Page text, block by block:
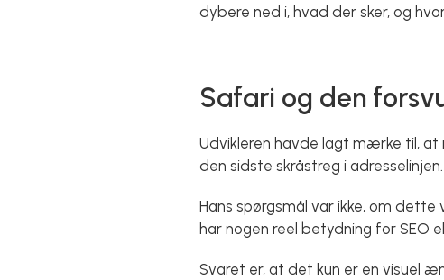
dybere ned i, hvad der sker, og
Safari og den
Udvikleren havde lagt mærke til,
den sidste skråstreg i
Hans spørgsmål var ikke, om
har nogen reel betydning for SEO
Svaret er, at det kun er en visuel